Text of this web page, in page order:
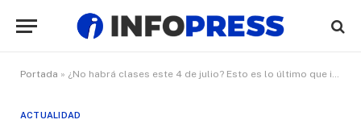
Portada » ¿No habrá clases este 4 de julio? Esto es lo último que indicó el Minedu
ACTUALIDAD